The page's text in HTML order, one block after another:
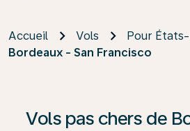
Accueil Vols
Pour
Bordeaux - San Francisco
Vols pas chers de